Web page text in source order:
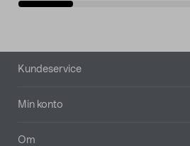
Bunntekst
Kundeservice
Min konto
Om